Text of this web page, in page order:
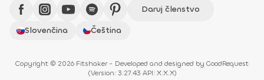
Daruj členstvo
Slovenčina
Čeština
Copyright © 2026 Fitshaker - Developed and designed by GoodRequest
(Version: 3.27.43 API: X.X.X)